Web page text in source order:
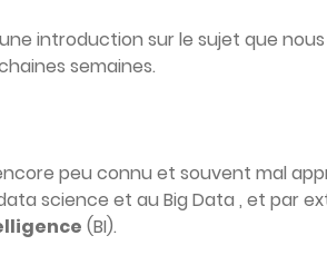
introduction sur le sujet que
semaines.
peu connu et souvent mal
science et au Big Data , et par
(BI).